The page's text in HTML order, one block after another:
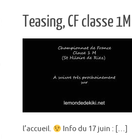
Teasing, CF classe
l’accueil.
Info du 17 juin : […]